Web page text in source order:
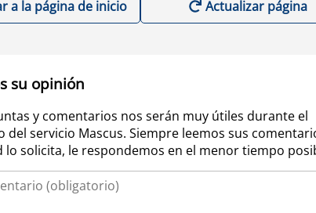
a la página de inicio Actualizar página
su opinión
y comentarios nos serán muy útiles durante el
del servicio Mascus. Siempre leemos sus
lo solicita, le respondemos en el menor tiempo